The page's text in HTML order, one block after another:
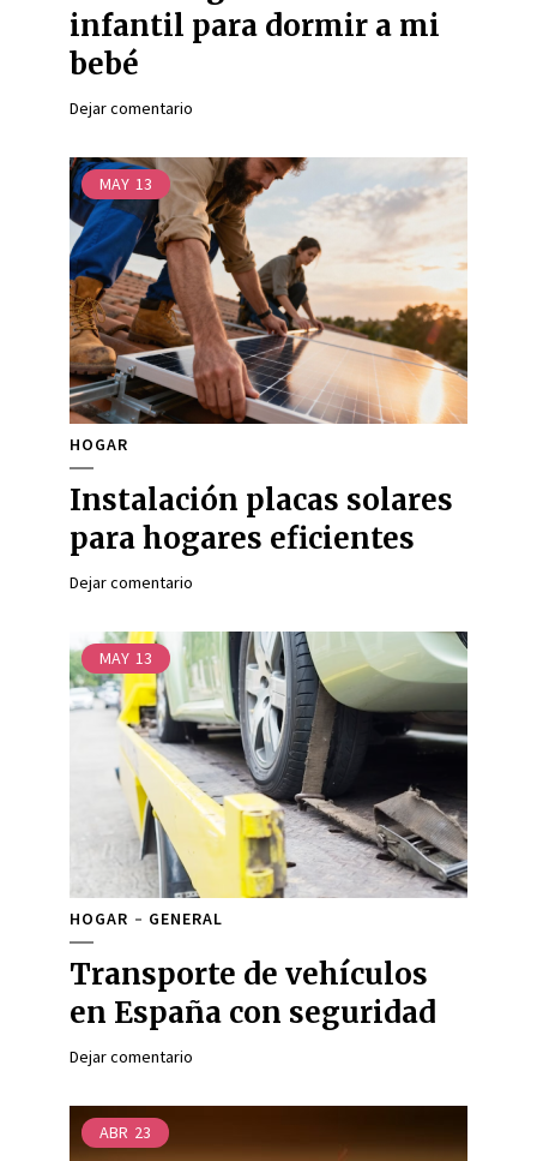
infantil para dormir a mi
bebé
Dejar comentario
MAY 13
HOGAR
Instalación placas solares
para hogares eficientes
Dejar comentario
MAY 13
HOGAR GENERAL
Transporte de vehículos
en España con seguridad
Dejar comentario
ABR 23